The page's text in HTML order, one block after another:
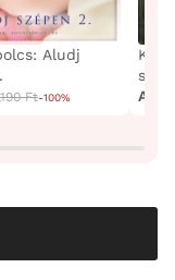
Aludj
Ft-100%
Kövi